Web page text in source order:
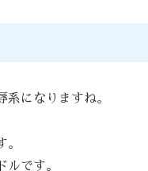
系になりますね。
。
ルです。